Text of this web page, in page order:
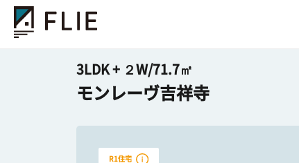
3LDK + ２W/71.7㎡
モンレーヴ吉祥寺
R1住宅